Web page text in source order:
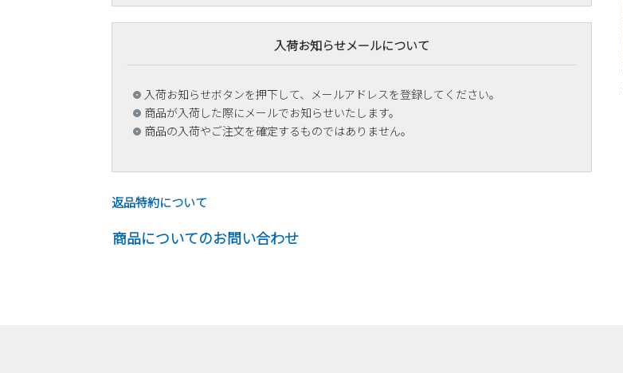
入荷お知らせメールについて
入荷お知らせボタンを押下して、メールアドレスを登録してください。
商品が入荷した際にメールでお知らせいたします。
商品の入荷やご注文を確定するものではありません。
返品特約について
商品についてのお問い合わせ